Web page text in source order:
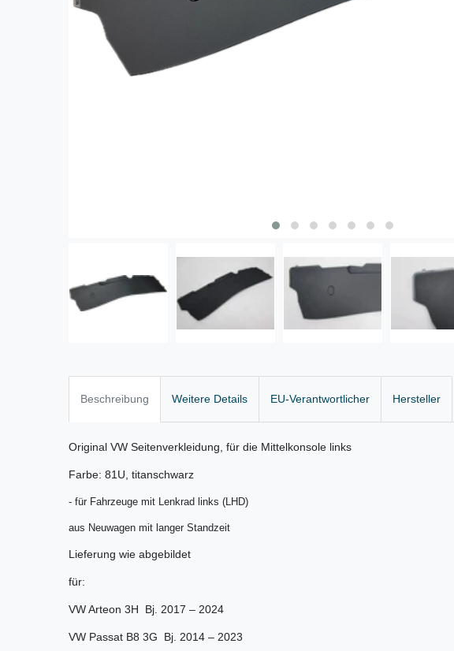
Beschreibung Weitere Details EU-Verantwortlicher Hersteller
Original VW Seitenverkleidung, für die Mittelkonsole links
Farbe: 81U, titanschwarz
- für Fahrzeuge mit Lenkrad links (LHD)
aus Neuwagen mit langer Standzeit
Lieferung wie abgebildet
für:
VW Arteon 3H Bj. 2017 – 2024
VW Passat B8 3G Bj. 2014 – 2023